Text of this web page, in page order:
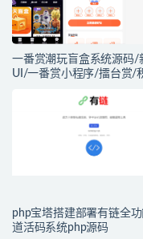
一番赏潮玩盲盒系统源码/
UI/一番赏小程序/擂台赏/
php宝塔搭建部署有链全
道活码系统php源码